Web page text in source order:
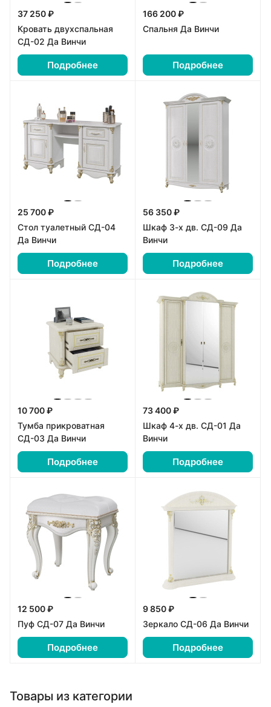
37 250 ₽
Кровать двухспальная
СД-02 Да Винчи
Подробнее
166 200 ₽
Спальня Да Винчи
Подробнее
25 700 ₽
Стол туалетный СД-04
Да Винчи
Подробнее
56 350 ₽
Шкаф 3-х дв. СД-09 Да
Винчи
Подробнее
10 700 ₽
Тумба прикроватная
СД-03 Да Винчи
Подробнее
73 400 ₽
Шкаф 4-х дв. СД-01 Да
Винчи
Подробнее
12 500 ₽
Пуф СД-07 Да Винчи
Подробнее
9 850 ₽
Зеркало СД-06 Да Винчи
Подробнее
Товары из категории